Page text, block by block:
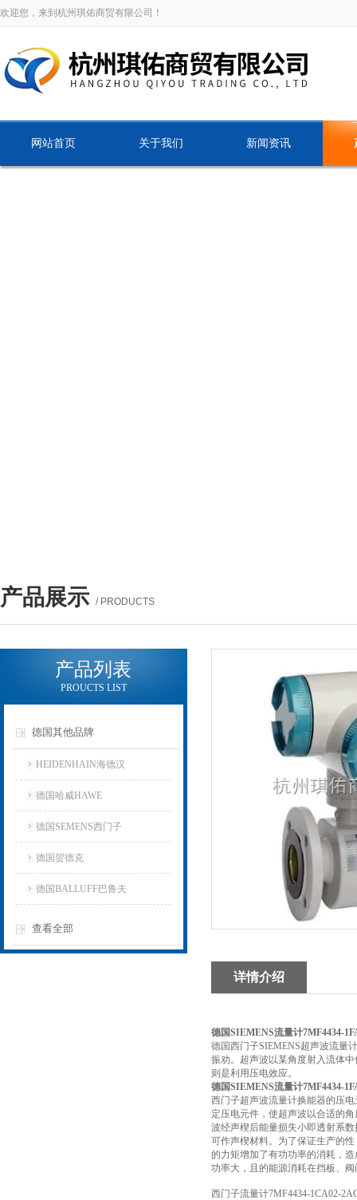
欢迎您，来到杭州琪佑商贸有限公司！
网站首页 关于我们 新闻资讯
产品展示 / PRODUCTS
产品列表
PROUCTS LIST
德国其他品牌
HEIDENHAIN海德汉
德国哈威HAWE
德国SEMENS西门子
德国贺德克
德国BALLUFF巴鲁夫
查看全部
详情介绍
德国SIEMENS流量计7MF4434-
德国西门子SIEMENS超声波流量
振劝。超声波以某角度射入流体
则是利用压电效应。
德国SIEMENS流量计7MF4434-
西门子超声波流量计换能器的压
定压电元件，使超声波以合适的
波经声楔后能量损失小即透射系
可作声楔材料。为了保证生产的
的力矩增加了有功功率的消耗，
功率大，且的能源消耗在挡板、
西门子流量计7MF4434-1CA02-